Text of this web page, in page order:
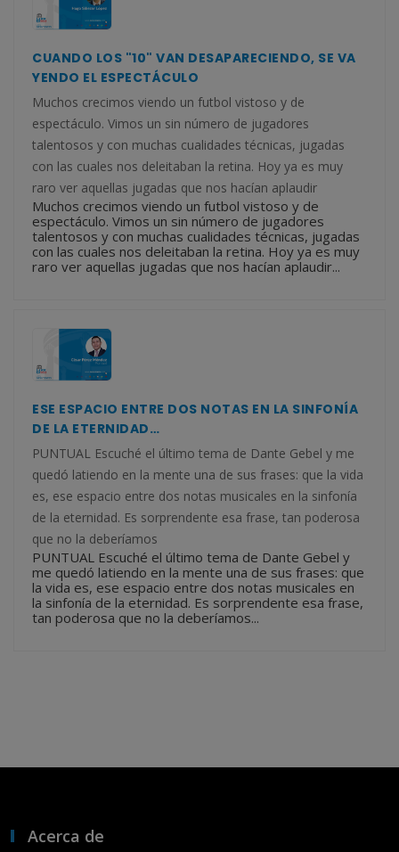
CUANDO LOS "10" VAN DESAPARECIENDO, SE VA
YENDO EL ESPECTÁCULO
Muchos crecimos viendo un futbol vistoso y de
espectáculo. Vimos un sin número de jugadores
talentosos y con muchas cualidades técnicas, jugadas
con las cuales nos deleitaban la retina. Hoy ya es muy
raro ver aquellas jugadas que nos hacían aplaudir
Muchos crecimos viendo un futbol vistoso y de
espectáculo. Vimos un sin número de jugadores
talentosos y con muchas cualidades técnicas, jugadas
con las cuales nos deleitaban la retina. Hoy ya es muy
raro ver aquellas jugadas que nos hacían aplaudir...
ESE ESPACIO ENTRE DOS NOTAS EN LA SINFONÍA
DE LA ETERNIDAD…
PUNTUAL Escuché el último tema de Dante Gebel y me
quedó latiendo en la mente una de sus frases: que la vida
es, ese espacio entre dos notas musicales en la sinfonía
de la eternidad. Es sorprendente esa frase, tan poderosa
que no la deberíamos
PUNTUAL Escuché el último tema de Dante Gebel y
me quedó latiendo en la mente una de sus frases: que
la vida es, ese espacio entre dos notas musicales en
la sinfonía de la eternidad. Es sorprendente esa frase,
tan poderosa que no la deberíamos...
Acerca de